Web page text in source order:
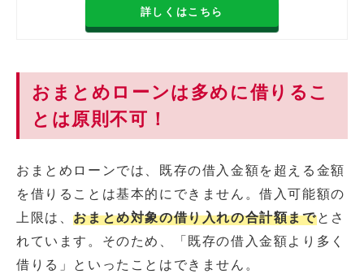
詳しくはこちら
おまとめローンは多めに借りるこ
とは原則不可！
おまとめローンでは、既存の借入金額を超える金額
を借りることは基本的にできません。借入可能額の
上限は、おまとめ対象の借り入れの合計額までとさ
れています。そのため、「既存の借入金額より多く
借りる」といったことはできません。